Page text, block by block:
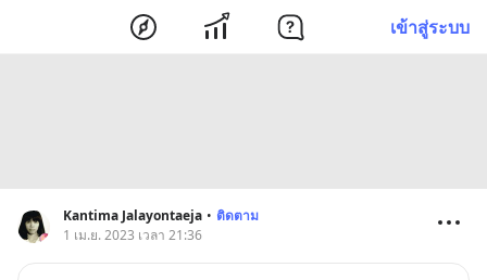
เข้าสู่ระบบ
Kantima Jalayontaeja • ติดตาม
1 เม.ย. 2023 เวลา 21:36